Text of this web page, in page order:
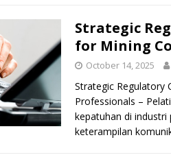
Strategic
for Mining
October 14, 2025
Strategic Regulatory
Professionals –
kepatuhan di
keterampilan